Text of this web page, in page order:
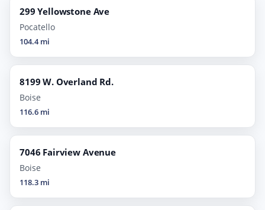
299 Yellowstone Ave
Pocatello
104.4 mi
8199 W. Overland Rd.
Boise
116.6 mi
7046 Fairview Avenue
Boise
118.3 mi